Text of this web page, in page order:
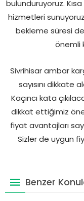
bulunduruyoruz.
hizmetleri
bekleme süresi
önemli
Sivrihisar ambar
sayısını dikkate
Kaçıncı kata
dikkat ettiğimiz
fiyat avantajları
Sizler de uygun
Benzer